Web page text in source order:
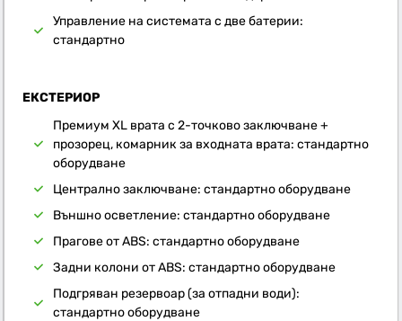
Управление на системата с две батерии:
стандартно
ЕКСТЕРИОР
Премиум XL врата с 2-точково заключване +
прозорец, комарник за входната врата: стандартно
оборудване
Централно заключване: стандартно оборудване
Външно осветление: стандартно оборудване
Прагове от ABS: стандартно оборудване
Задни колони от ABS: стандартно оборудване
Подгряван резервоар (за отпадни води):
стандартно оборудване